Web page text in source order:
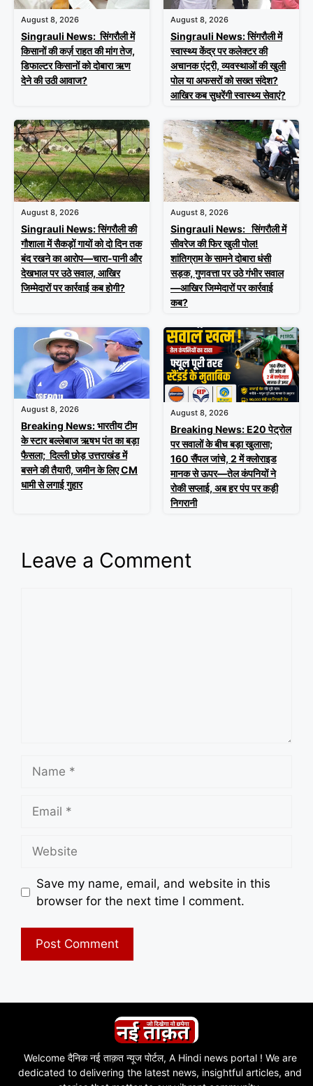
August 8, 2026
Singrauli News: सिंगरौली में
किसानों की कर्ज़ राहत की मांग तेज,
डिफाल्टर किसानों को दोबारा ऋण
देने की उठी आवाज?
August 8, 2026
Singrauli News: सिंगरौली में
स्वास्थ्य केंद्र पर कलेक्टर की
अचानक एंट्री, व्यवस्थाओं की खुली
पोल या अफसरों को सख्त संदेश?
आखिर कब सुधरेंगी स्वास्थ्य सेवाएं?
August 8, 2026
Singrauli News: सिंगरौली की
गौशाला में सैकड़ों गायों को दो दिन तक
बंद रखने का आरोप—चारा-पानी और
देखभाल पर उठे सवाल, आखिर
जिम्मेदारों पर कार्रवाई कब होगी?
August 8, 2026
Singrauli News: सिंगरौली में
सीवरेज की फिर खुली पोल!
शांतिग्राम के सामने दोबारा धंसी
सड़क, गुणवत्ता पर उठे गंभीर सवाल
—आखिर जिम्मेदारों पर कार्रवाई
कब?
August 8, 2026
Breaking News: भारतीय टीम
के स्टार बल्लेबाज ऋषभ पंत का बड़ा
फैसला; दिल्ली छोड़ उत्तराखंड में
बसने की तैयारी, जमीन के लिए CM
धामी से लगाई गुहार
August 8, 2026
Breaking News: E20 पेट्रोल
पर सवालों के बीच बड़ा खुलासा;
160 सैंपल जांचे, 2 में क्लोराइड
मानक से ऊपर—तेल कंपनियों ने
रोकी सप्लाई, अब हर पंप पर कड़ी
निगरानी
Leave a Comment
Save my name, email, and website in this
browser for the next time I comment.
Welcome दैनिक नई ताक़त न्यूज पोर्टल, A Hindi news portal ! We are
dedicated to delivering the latest news, insightful articles, and